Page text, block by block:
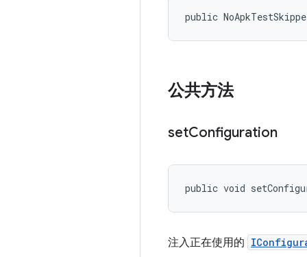
public
公共方法
setConfiguration
public void
注入正在使用的